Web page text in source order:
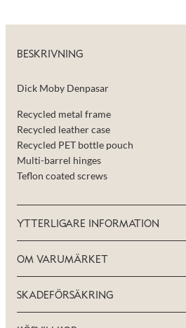
BESKRIVNING
Dick Moby Denpasar
Recycled metal frame
Recycled leather case
Recycled PET bottle pouch
Multi-barrel hinges
Teflon coated screws
YTTERLIGARE INFORMATION
OM VARUMÄRKET
SKADEFÖRSÄKRING
fungera.
För att vi ska
förbättra
hemsidans
funktionalitet
och
uppbyggnad,
hur hemsidan
Upplevelse
hemsida ska
prestera så
möjligt under
ditt besök.
Om du nekar